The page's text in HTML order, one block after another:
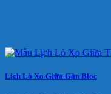
Lịch Lò Xo Giữa Gắn Bloc